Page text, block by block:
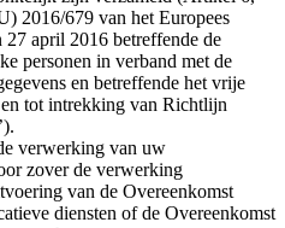
2016/679 van het Europees
27 april 2016 betreffende de
personen in verband met de
en betreffende het vrije
tot intrekking van Richtlijn
verwerking van uw
zover de verwerking
van de Overeenkomst
diensten of de Overeenkomst